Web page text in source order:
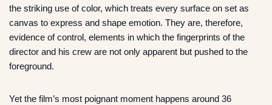
the striking use of color, which treats every surface on set as
canvas to express and shape emotion. They are, therefore,
evidence of control, elements in which the fingerprints of the
director and his crew are not only apparent but pushed to the
foreground.
Yet the film’s most poignant moment happens around 36